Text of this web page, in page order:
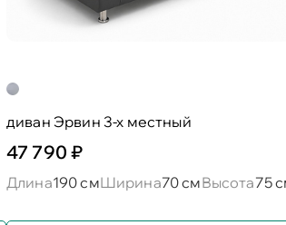
диван Эрвин 3-х местный
47 790 ₽
Длина190 смШирина70 смВысота75